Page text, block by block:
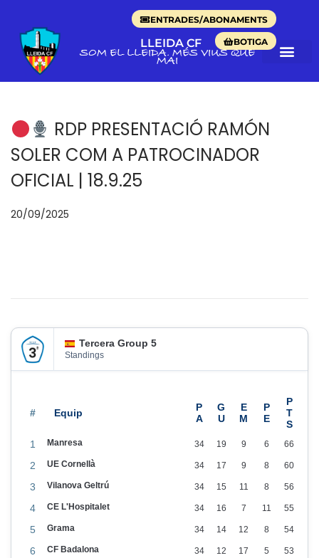
ENTRADES/ABONAMENTS
BOTIGA
LLEIDA CF
SOM EL LLEIDA. MÉS VIUS QUE
MAI
RDP PRESENTACIÓ RAMÓN
SOLER COM A PATROCINADOR
OFICIAL | 18.9.25
p
n
20/09/2025
Tercera Group 5
Standings
#
1 Manresa 34 19 9 6 66
2 UE Cornellà 34 17 9 8 60
3 Vilanova Geltrú 34 15 11 8 56
4 CE L'Hospitalet 34 16 7 11 55
5 Grama 34 14 12 8 54
6 CF Badalona 34 12 17 5 53